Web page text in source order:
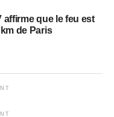
affirme que le feu est
de Paris